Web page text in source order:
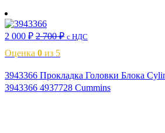
2 000 ₽ 2 700₽ с НДС
Оценка 0 из 5
3943366 Прокладка Головки Блока
3943366 4937728 Cummins